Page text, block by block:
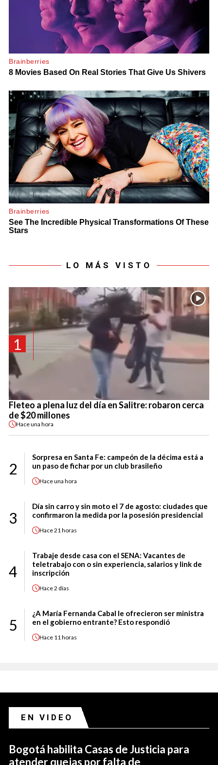
LO MÁS VISTO
1
Fleteo a plena luz del día en Salitre: robaron cerca
de $20 millones
Haceuna hora
2
Sorpresa en Santa Fe: campeón de la décima está a
un paso de fichar por un club brasileño
Haceuna hora
3
Día sin carro y sin moto el 7 de agosto: ciudades que
confirmaron la medida por la posesión presidencial
Hace21 horas
4
Trabaje desde casa con el SENA: Vacantes de
teletrabajo con o sin experiencia, salarios y link de
inscripción
Hace2 días
5
¿A María Fernanda Cabal le ofrecieron ser ministra
en el gobierno entrante? Esto respondió
Hace 11 horas
EN VIDEO
Bogotá habilita Casas de Justicia para
atender quejas por falta de